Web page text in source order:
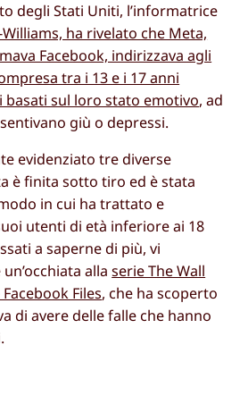
degli Stati Uniti, l’informatrice
ha rivelato che Meta,
Facebook, indirizzava agli
tra i 13 e i 17 anni
sul loro stato emotivo, ad
giù o depressi.
evidenziato tre diverse
è finita sotto tiro ed è stata
in cui ha trattato e
utenti di età inferiore ai 18
a saperne di più, vi
allaserie The Wall
Files, che ha scoperto
di avere delle falle che hanno